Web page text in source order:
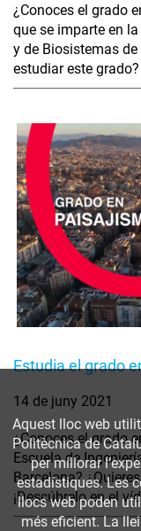
¿Conoces el grado
que se imparte en
y de Biosistemas
estudiar este
Estudia el grado
14 de juny 2021
¿Conoces el grado
Escuela de
Barcelona?
¡Descúbrelo en el
Aquest lloc web
Politècnica de
per millorar
estadístiques. Les
llocs web poden
més eficient. La